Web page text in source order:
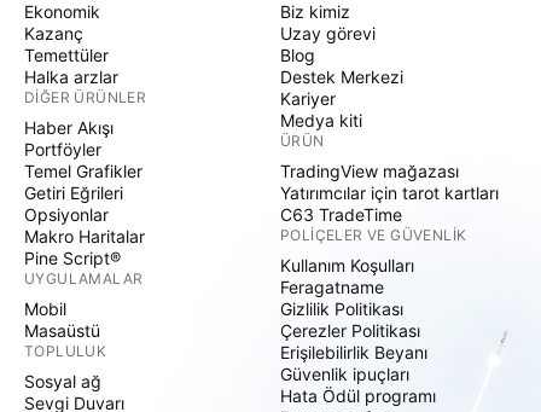
Ekonomik
Kazanç
Temettüler
Halka arzlar
DIĞER ÜRÜNLER
Haber Akışı
Portföyler
Temel Grafikler
Getiri Eğrileri
Opsiyonlar
Makro Haritalar
Pine Script®
UYGULAMALAR
Mobil
Masaüstü
TOPLULUK
Sosyal ağ
Sevgi Duvarı
Biz kimiz
Uzay görevi
Blog
Destek Merkezi
Kariyer
Medya kiti
ÜRÜN
TradingView mağazası
Yatırımcılar için tarot kartları
C63 TradeTime
POLIÇELER VE GÜVENLIK
Kullanım Koşulları
Feragatname
Gizlilik Politikası
Çerezler Politikası
Erişilebilirlik Beyanı
Güvenlik ipuçları
Hata Ödül programı